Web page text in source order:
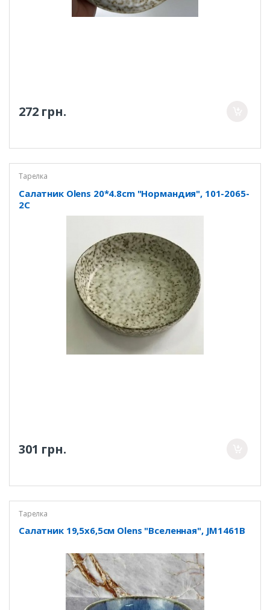
272 грн.
Тарелка
Салатник Olens 20*4.8cm "Нормандия", 101-2065-
2C
301 грн.
Тарелка
Салатник 19,5х6,5см Olens "Вселенная", JM1461B